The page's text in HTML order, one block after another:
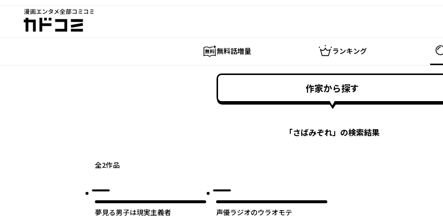
漫画エンタメ全部コミコミ
カドコミ
無料話増量 ランキング
作家から探す
「さばみぞれ」の検索結果
全2作品
夢見る男子は現実主義者 声優ラジオのウラオモテ